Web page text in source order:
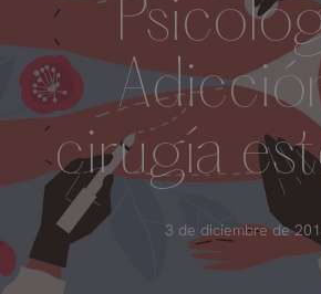
cirugía
3 de diciembre de